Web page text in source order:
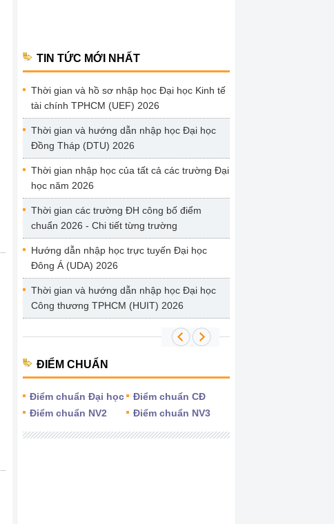
TIN TỨC MỚI NHẤT
Thời gian và hồ sơ nhập học Đại học Kinh tế
tài chính TPHCM (UEF) 2026
Thời gian và hướng dẫn nhập học Đại học
Đồng Tháp (DTU) 2026
Thời gian nhập học của tất cả các trường Đại
học năm 2026
Thời gian các trường ĐH công bố điểm
chuẩn 2026 - Chi tiết từng trường
Hướng dẫn nhập học trực tuyến Đại học
Đông Á (UDA) 2026
Thời gian và hướng dẫn nhập học Đại học
Công thương TPHCM (HUIT) 2026
ĐIỂM CHUẨN
Điểm chuẩn Đại học
Điểm chuẩn CĐ
Điểm chuẩn NV2
Điểm chuẩn NV3